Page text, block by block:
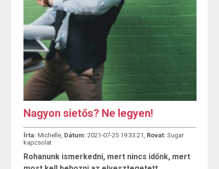
Nagyon sietős? Ne legyen!
Írta: Michelle, Dátum: 2021-07-25 19:33:21, Rovat: Sugar
kapcsolat
Rohanunk ismerkedni, mert nincs időnk, mert